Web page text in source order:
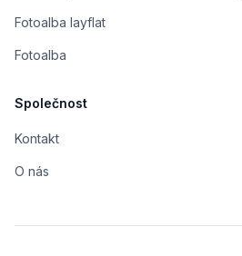
Fotoalba layflat
Fotoalba
Společnost
Kontakt
O nás